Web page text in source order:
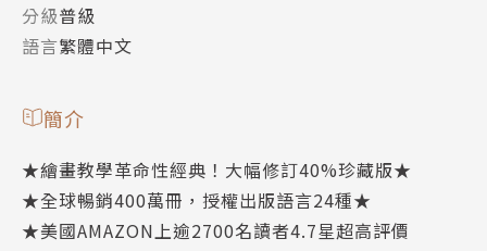
分級普級
語言繁體中文
簡介
★繪畫教學革命性經典！大幅修訂40%珍藏版★
★全球暢銷400萬冊，授權出版語言24種★
★美國AMAZON上逾2700名讀者4.7星超高評價